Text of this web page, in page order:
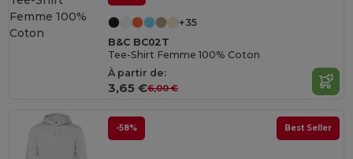
+35
B&C BC02T
Tee-Shirt Femme 100% Coton
À partir de:
3,65 €6,00 €
-58% Best Seller